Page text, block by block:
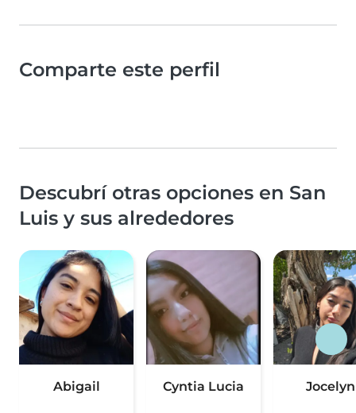
Comparte este perfil
Descubrí otras opciones en San
Luis y sus alrededores
Abigail Cyntia Lucia Jocelyn